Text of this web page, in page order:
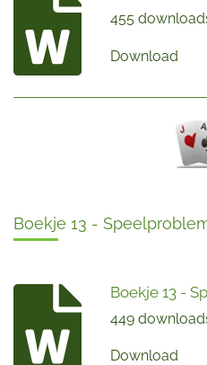
455
Download
Boekje 13 -
Boekje 13 -
449
Download